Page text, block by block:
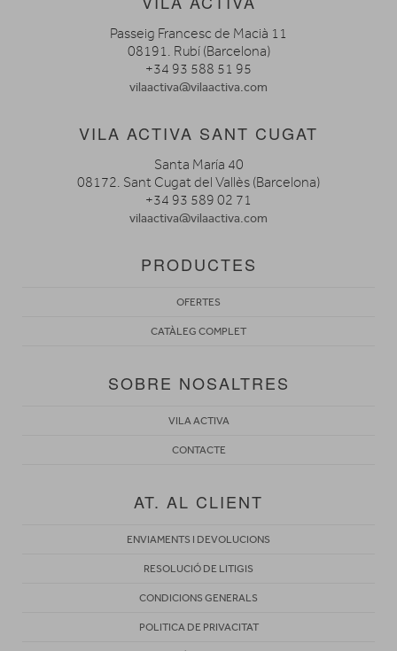
Passeig Francesc de Macià 11
08191. Rubí (Barcelona)
+34 93 588 51 95
vilaactiva@vilaactiva.com
VILA ACTIVA SANT CUGAT
Santa María 40
08172. Sant Cugat del Vallès (Barcelona)
+34 93 589 02 71
vilaactiva@vilaactiva.com
PRODUCTES
OFERTES
CATÀLEG COMPLET
SOBRE NOSALTRES
VILA ACTIVA
CONTACTE
AT. AL CLIENT
ENVIAMENTS I DEVOLUCIONS
RESOLUCIÓ DE LITIGIS
CONDICIONS GENERALS
POLITICA DE PRIVACITAT